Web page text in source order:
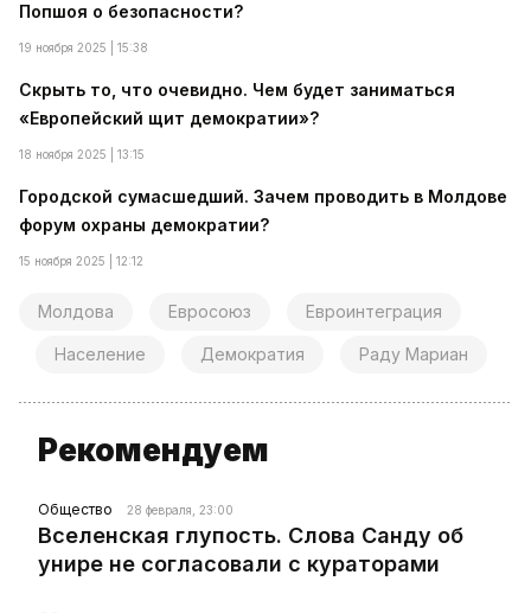
Попшоя о безопасности?
19 ноября 2025 | 15:38
Скрыть то, что очевидно. Чем будет заниматься
«Европейский щит демократии»?
18 ноября 2025 | 13:15
Городской сумасшедший. Зачем проводить в Молдове
форум охраны демократии?
15 ноября 2025 | 12:12
Молдова Евросоюз Евроинтеграция
Население Демократия Раду Мариан
Рекомендуем
Общество 28 февраля, 23:00
Вселенская глупость. Слова Санду об
унире не согласовали с кураторами